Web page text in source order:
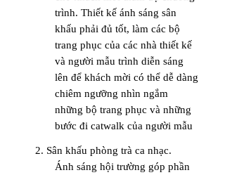
trình. Thiết kế ánh sáng sân
khấu phải đủ tốt, làm các bộ
trang phục của các nhà thiết kế
và người mẫu trình diễn sáng
lên để khách mời có thể dễ dàng
chiêm ngưỡng nhìn ngắm
những bộ trang phục và những
bước đi catwalk của người mẫu
2. Sân khấu phòng trà ca nhạc.
Ánh sáng hội trường góp phần